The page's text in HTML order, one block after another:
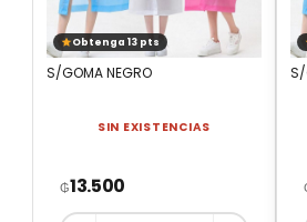
Obtenga 13 pts
S/GOMA NEGRO
SIN EXISTENCIAS
₲13.500
S/